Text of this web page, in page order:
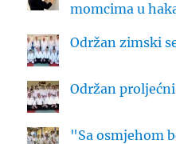
momcima u
Održan zimski
Održan
"Sa osmjehom